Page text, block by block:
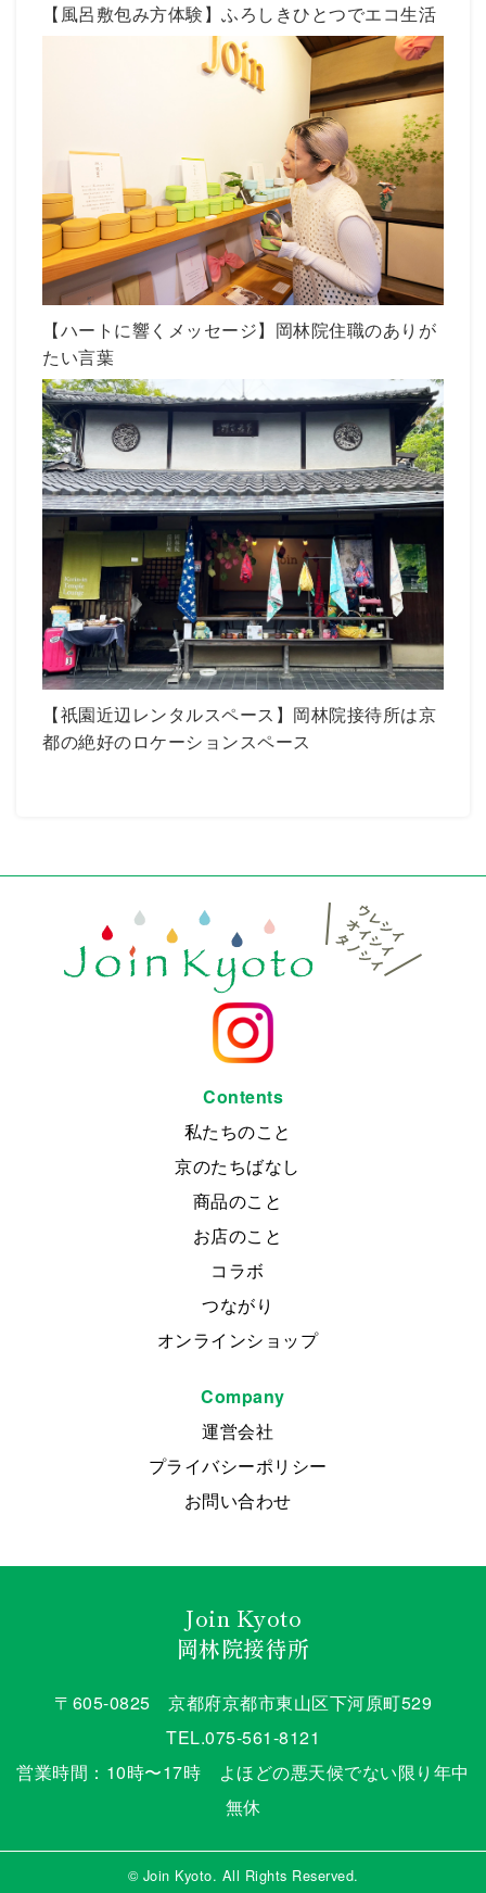
【風呂敷包み方体験】ふろしきひとつでエコ生活
【ハートに響くメッセージ】岡林院住職のありが
たい言葉
【祇園近辺レンタルスペース】岡林院接待所は京
都の絶好のロケーションスペース
Contents
私たちのこと
京のたちばなし
商品のこと
お店のこと
コラボ
つながり
オンラインショップ
Company
運営会社
プライバシーポリシー
お問い合わせ
Join Kyoto
岡林院接待所
〒605-0825 京都府京都市東山区下河原町529
TEL.075-561-8121
営業時間：10時〜17時 よほどの悪天候でない限り年中
無休
© Join Kyoto. All Rights Reserved.